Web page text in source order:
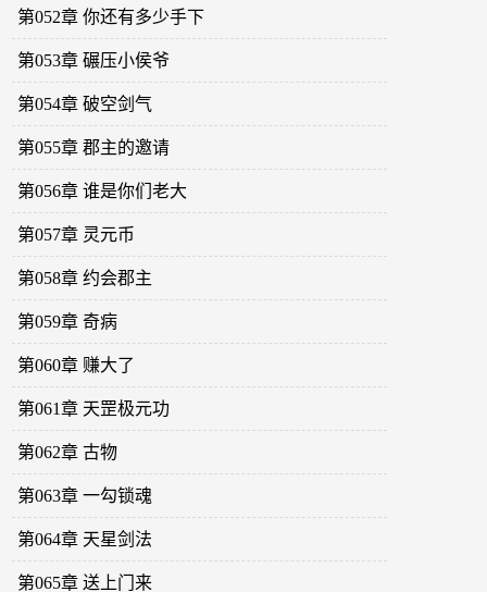
第052章 你还有多少手下
第053章 碾压小侯爷
第054章 破空剑气
第055章 郡主的邀请
第056章 谁是你们老大
第057章 灵元币
第058章 约会郡主
第059章 奇病
第060章 赚大了
第061章 天罡极元功
第062章 古物
第063章 一勾锁魂
第064章 天星剑法
第065章 送上门来